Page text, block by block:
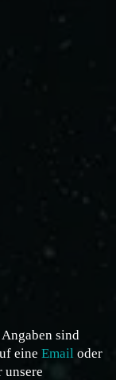
sind
eine Email oder